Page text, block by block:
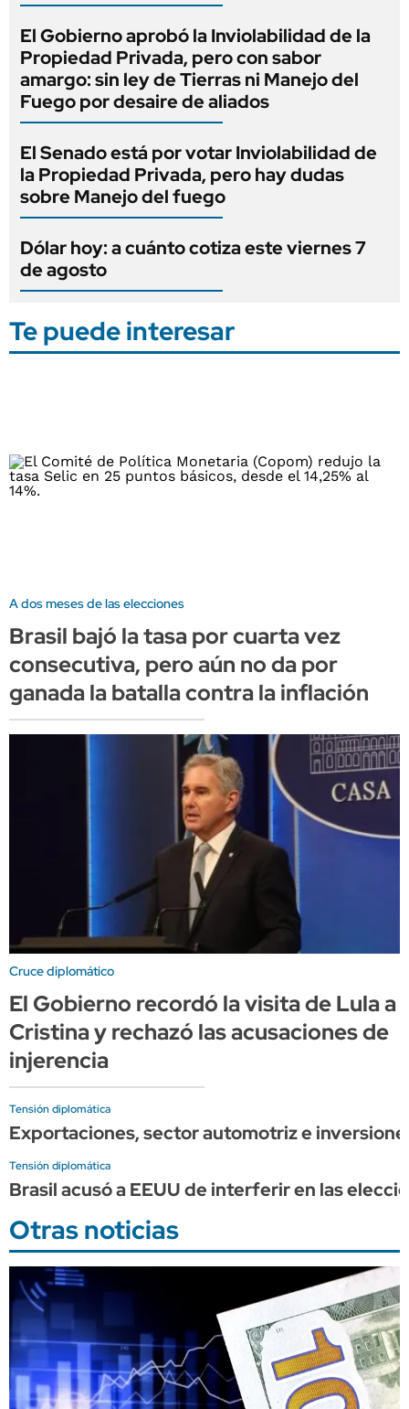
El Gobierno aprobó la Inviolabilidad de la
Propiedad Privada, pero con sabor
amargo: sin ley de Tierras ni Manejo del
Fuego por desaire de aliados
El Senado está por votar Inviolabilidad de
la Propiedad Privada, pero hay dudas
sobre Manejo del fuego
Dólar hoy: a cuánto cotiza este viernes 7
de agosto
Te puede interesar
A dos meses de las elecciones
Brasil bajó la tasa por cuarta vez
consecutiva, pero aún no da por
ganada la batalla contra la inflación
Cruce diplomático
El Gobierno recordó la visita de Lula a
Cristina y rechazó las acusaciones de
injerencia
Tensión diplomática
Exportaciones, sector automotriz e
Tensión diplomática
Brasil acusó a EEUU de interferir en las
Otras noticias